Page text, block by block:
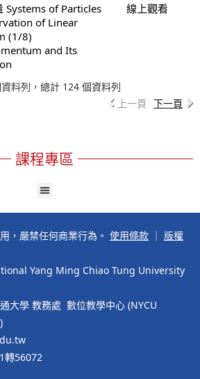
Systems of Particles
of Linear
(1/8)
and Its
線上觀看
料列，總計 124 個資料列
上一頁 下一頁
課程專區
，嚴禁任何商業行為。 使用條款 ｜ 版權
Yang Ming Chiao Tung University
大學 教務處 數位教學中心 (NYCU
轉56072